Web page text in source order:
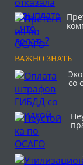
ВАЖНО ЗНАТЬ
со